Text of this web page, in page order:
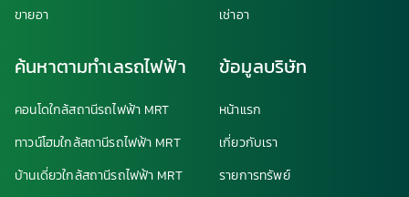
ขายอา
เช่าอา
ค้นหาตามทำเลรถไฟฟ้า
คอนโดใกล้สถานีรถไฟฟ้า MRT
ทาวน์โฮมใกล้สถานีรถไฟฟ้า MRT
บ้านเดี่ยวใกล้สถานีรถไฟฟ้า MRT
ข้อมูลบริษัท
หน้าแรก
เกี่ยวกับเรา
รายการทรัพย์